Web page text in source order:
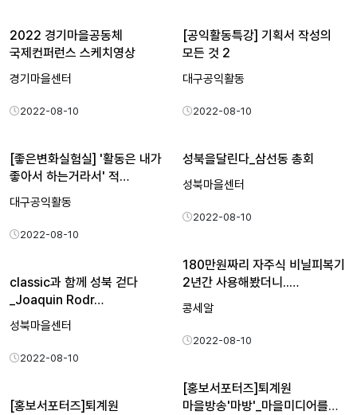
2022 경기마을공동체
국제컨퍼런스 스케치영상
경기마을센터
2022-08-10
[공익활동특강] 기획서 작성의
모든 것 2
대구공익활동
2022-08-10
[좋은변화실험실] '활동은 내가
좋아서 하는거라서' 적…
대구공익활동
2022-08-10
성북을달린다_삼선동 총회
성북마을센터
2022-08-10
180만원짜리 자주식 비닐피복기
2년간 사용해봤더니..…
콩세알
2022-08-10
classic과 함께 성북 걷다
_Joaquin Rodr…
성북마을센터
2022-08-10
[홍보서포터즈]퇴계원
마을방송'마방'_마을미디어를
[홍보서포터즈]퇴계원